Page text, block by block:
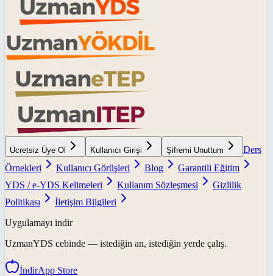
Ücretsiz Üye Ol Kullanıcı Girişi Şifremi Unuttum
Ders
Örnekleri
Kullanıcı Görüşleri Blog
Garantili Eğitim
YDS / e-YDS Kelimeleri
Kullanım Sözleşmesi
Gizlilik
Politikası
İletişim Bilgileri
Uygulamayı indir
UzmanYDS cebinde — istediğin an, istediğin yerde çalış.
İndirApp Store